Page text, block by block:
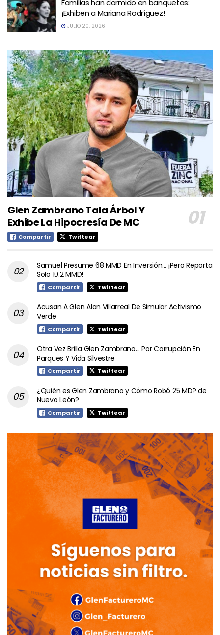
Familias han dormido en banquetas:
¡Exhiben a Mariana Rodríguez!
JULIO 20, 2026
Glen Zambrano Tala Árbol Y
Exhibe La Hipocresía De MC
Compartir Twittear
Samuel Presume 68 MMD En Inversión… ¡Pero Reporta
Solo 10.2 MMD!
Compartir Twittear
Acusan A Glen Alan Villarreal De Simular Activismo
Verde
Compartir Twittear
Otra Vez Brilla Glen Zambrano… Por Corrupción En
Parques Y Vida Silvestre
Compartir Twittear
¿Quién es Glen Zambrano y Cómo Robó 25 MDP de
Nuevo León?
Compartir Twittear